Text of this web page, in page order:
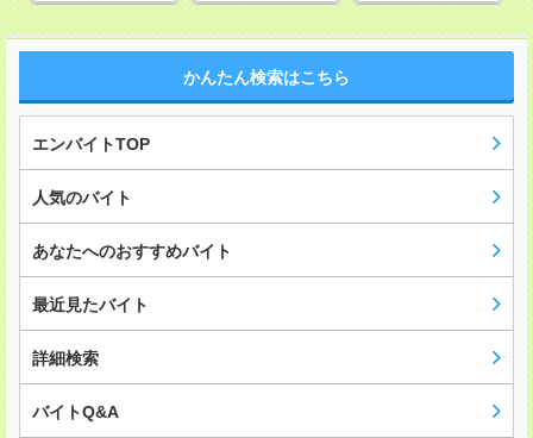
かんたん検索はこちら
エンバイトTOP
人気のバイト
あなたへのおすすめバイト
最近見たバイト
詳細検索
バイトQ&A